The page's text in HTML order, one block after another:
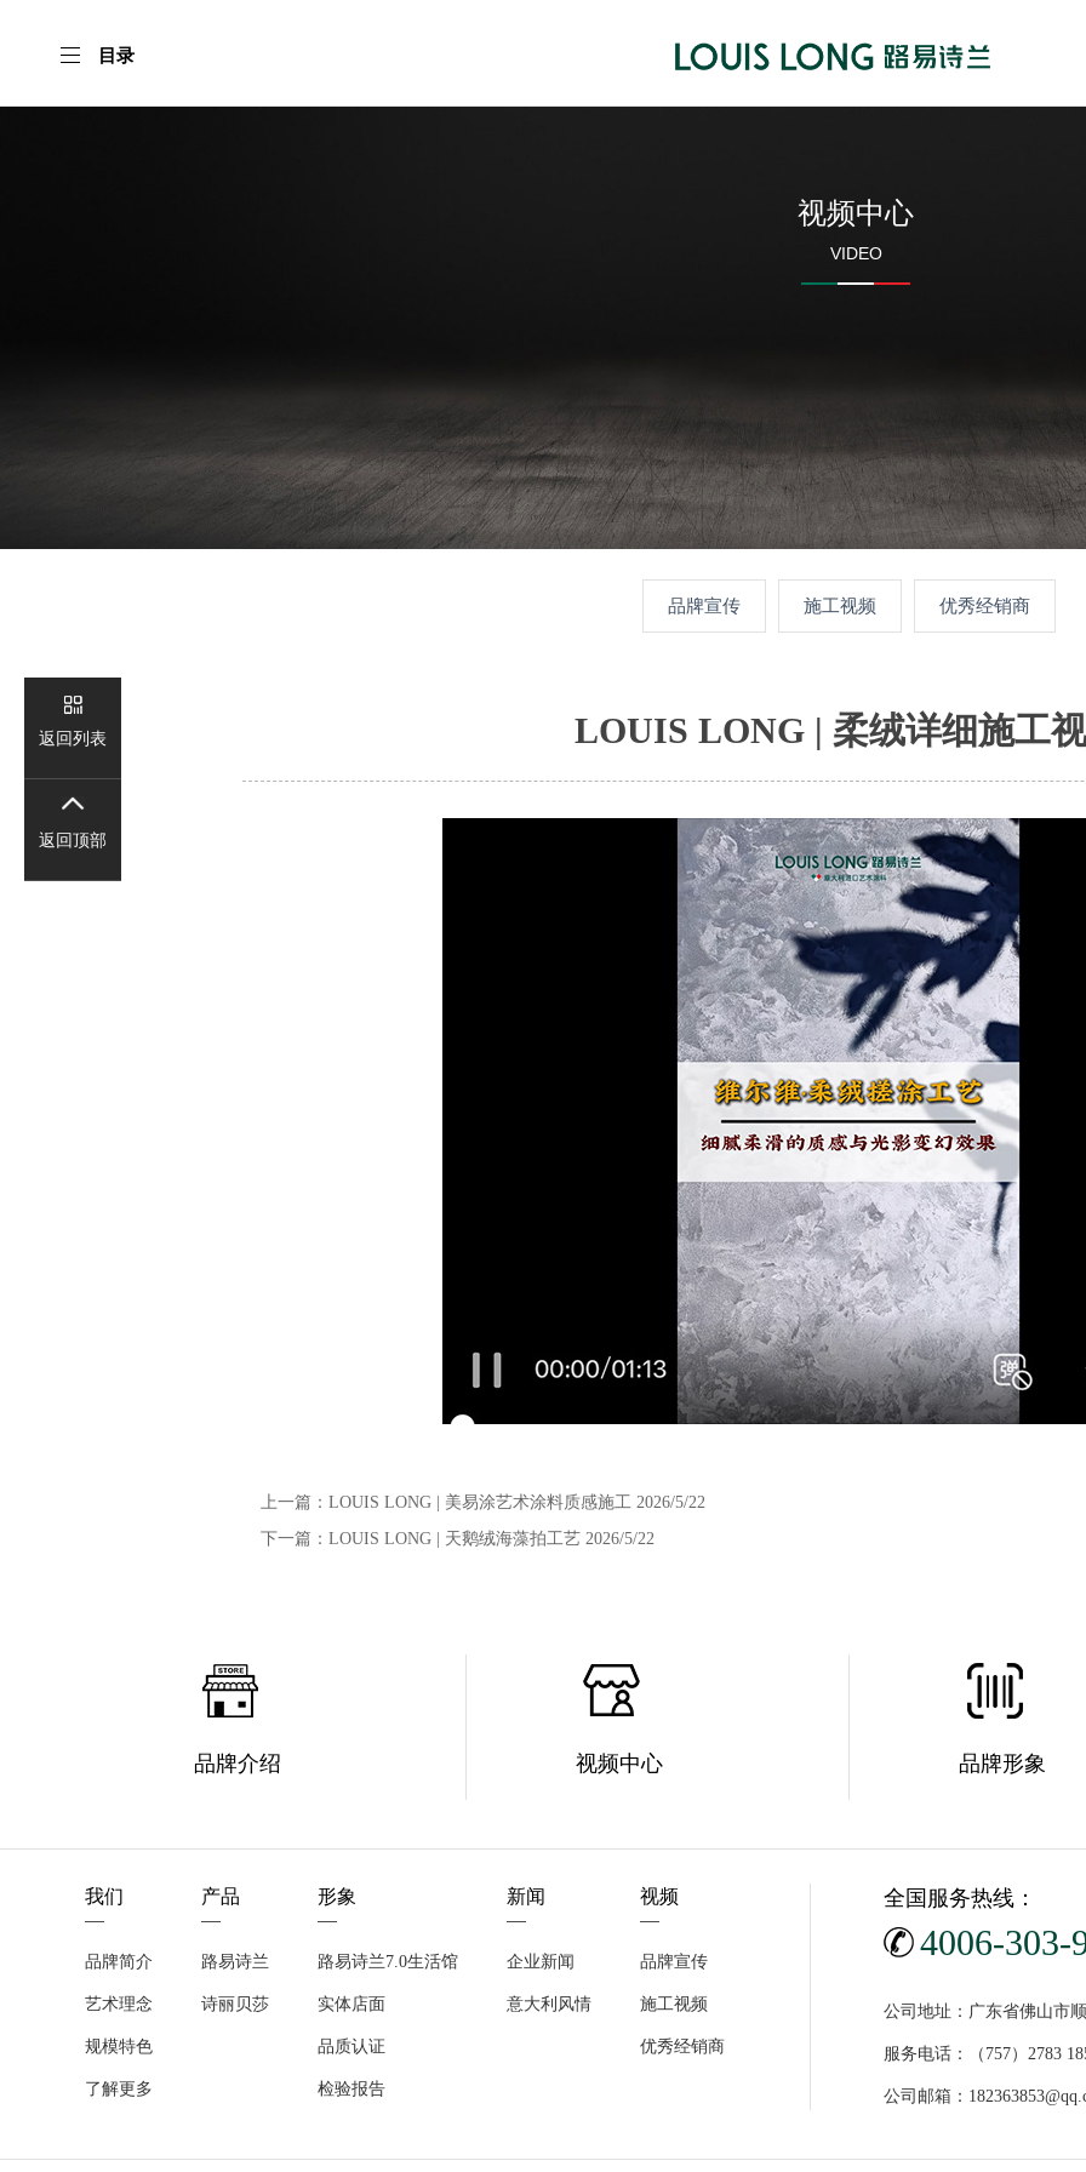
目录
视频中心
VIDEO
品牌宣传 施工视频 优秀经销商
LOUIS LONG | 柔绒详细施工
上一篇：LOUIS LONG | 美易涂艺术涂料质感施工 2026/5/22
下一篇：LOUIS LONG | 天鹅绒海藻拍工艺 2026/5/22
品牌介绍 视频中心 品牌形象
我们
品牌简介
艺术理念
规模特色
了解更多
产品
路易诗兰
诗丽贝莎
形象
路易诗兰7.0生活馆
实体店面
品质认证
检验报告
新闻
企业新闻
意大利风情
视频
品牌宣传
施工视频
优秀经销商
全国服务热线：
4006-303-
公司地址：广东省佛山市
服务电话：（757）2783
公司邮箱：
返回列表
返回顶部